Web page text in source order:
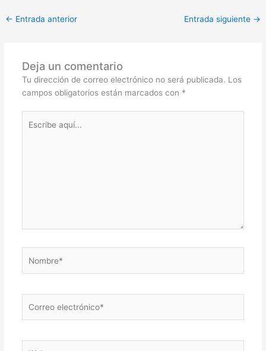
← Entrada anterior Entrada siguiente →
Deja un comentario
Tu dirección de correo electrónico no será publicada. Los
campos obligatorios están marcados con *
aquí...
electrónico*